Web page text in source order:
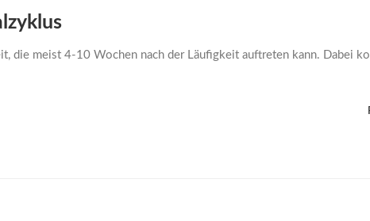
die meist 4-10 Wochen nach der Läufigkeit auftreten kann. Dabei